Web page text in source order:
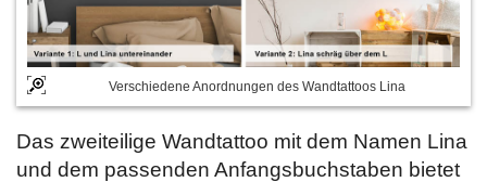
Verschiedene Anordnungen des Wandtattoos Lina
Das zweiteilige Wandtattoo mit dem Namen Lina
und dem passenden Anfangsbuchstaben bietet